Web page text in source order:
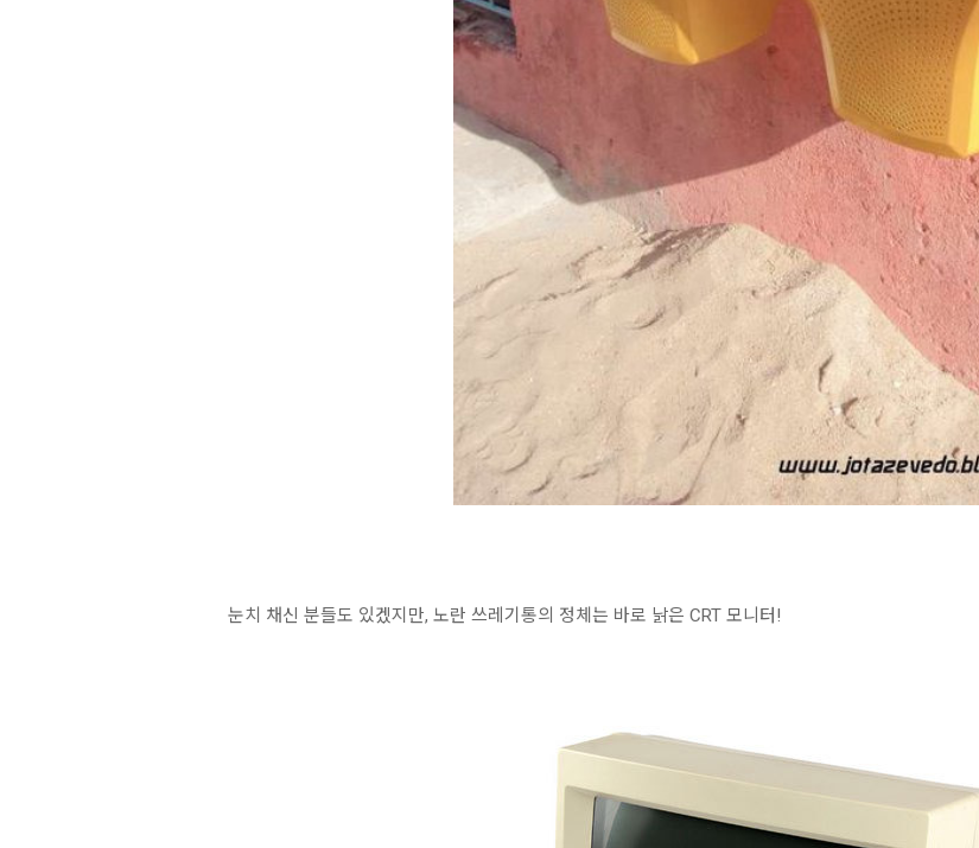
눈치 채신 분들도 있겠지만, 노란 쓰레기통의 정체는 바로 낡은 CRT 모니터!